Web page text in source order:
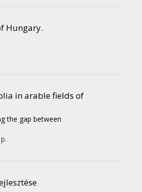
Hungary.
in arable fields of
the gap between